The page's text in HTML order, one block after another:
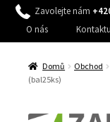
Zavolejte nám
O nás
Domů Obchod
(bal25ks)
Přeskočit
Přejít